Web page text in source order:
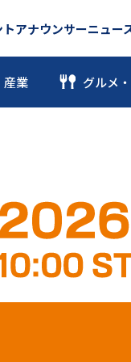
アナウンサーニュー
産業 グルメ